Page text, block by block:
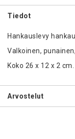
Tiedot
Hankauslevy
Valkoinen,
Koko 26 x 12 x 2 cm.
Arvostelut